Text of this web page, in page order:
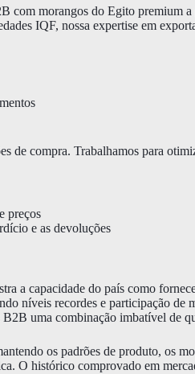
com morangos do Egito premium
IQF, nossa expertise em
de compra. Trabalhamos para
preços
e as devoluções
a capacidade do país como
níveis recordes e participação de
uma combinação imbatível de
os padrões de produto, os
O histórico comprovado em